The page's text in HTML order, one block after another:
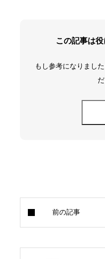
この記事は
もし参考になりまし